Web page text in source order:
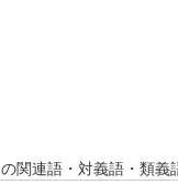
の関連語・対義語・類義